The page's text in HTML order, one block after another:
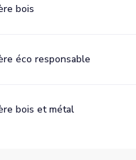
bois
éco responsable
bois et métal